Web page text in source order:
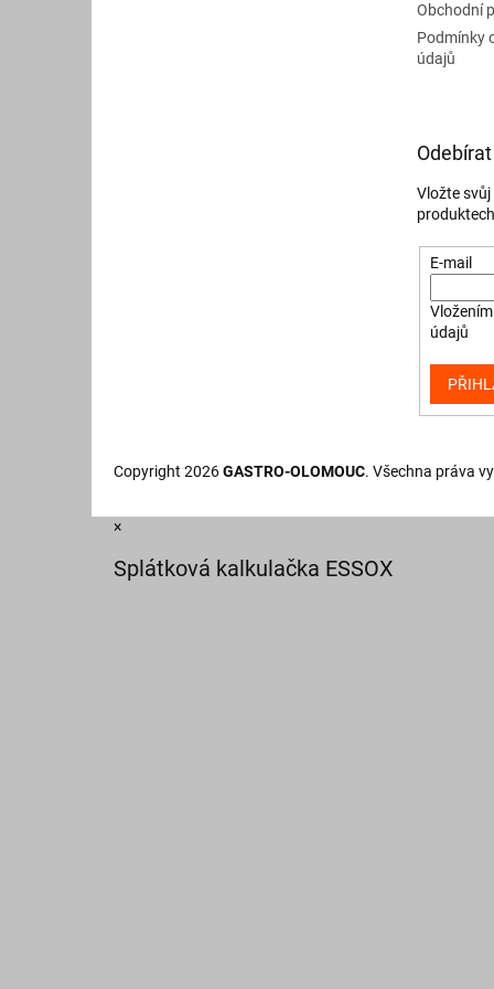
Obchodní
Podmínky
údajů
Vložte
E-mail
údajů
Copyright 2026GASTRO-OLOMOUC. Všechna práva
×
Splátková kalkulačka ESSOX